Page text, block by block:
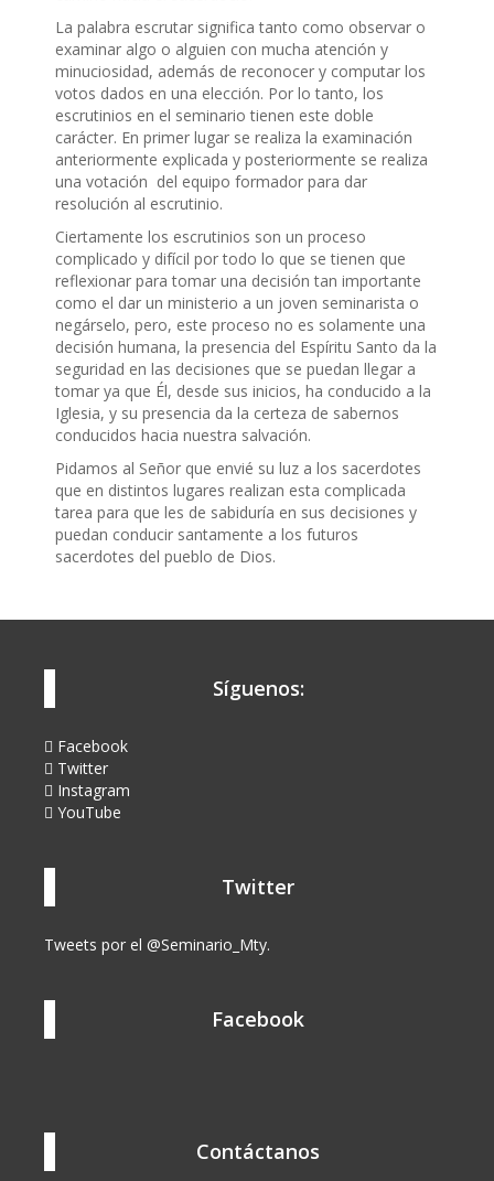
La palabra escrutar significa tanto como observar o
examinar algo o alguien con mucha atención y
minuciosidad, además de reconocer y computar los
votos dados en una elección. Por lo tanto, los
escrutinios en el seminario tienen este doble
carácter. En primer lugar se realiza la examinación
anteriormente explicada y posteriormente se realiza
una votación del equipo formador para dar
resolución al escrutinio.
Ciertamente los escrutinios son un proceso
complicado y difícil por todo lo que se tienen que
reflexionar para tomar una decisión tan importante
como el dar un ministerio a un joven seminarista o
negárselo, pero, este proceso no es solamente una
decisión humana, la presencia del Espíritu Santo da la
seguridad en las decisiones que se puedan llegar a
tomar ya que Él, desde sus inicios, ha conducido a la
Iglesia, y su presencia da la certeza de sabernos
conducidos hacia nuestra salvación.
Pidamos al Señor que envié su luz a los sacerdotes
que en distintos lugares realizan esta complicada
tarea para que les de sabiduría en sus decisiones y
puedan conducir santamente a los futuros
sacerdotes del pueblo de Dios.
Síguenos:
Facebook
Twitter
Instagram
YouTube
Twitter
Tweets por el @Seminario_Mty.
Facebook
Contáctanos